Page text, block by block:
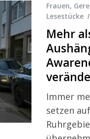
Frauen,
Lesestücke
Mehr
Immer
setzen